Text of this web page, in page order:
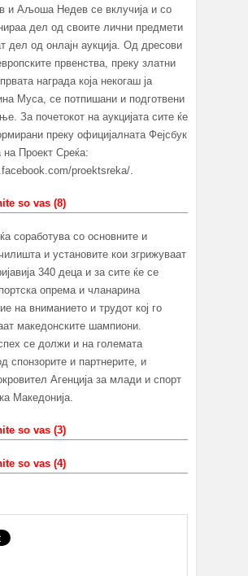
и Аљоша Недев се вклучија и со
дел од своите лични предмети
дел од онлајн аукција. Од дресови
првенства, преку златни
награда која некогаш ја
Муса, се потпишани и подготвени
За почетокот на аукцијата сите ќе
преку официјалната Фејсбук
Проект Среќа:
proektsreka/.
соработува со основните и
и установите кои згрижуваат
340 деца и за сите ќе се
опрема и чланарина
на вниманието и трудот кој го
македонските шампиони.
се должи и на големата
спонзорите и партнерите, и
Агенција за млади и спорт
Македонија.